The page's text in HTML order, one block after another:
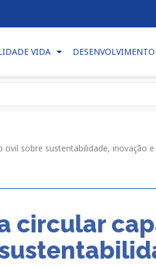
VIDA
sobre sustentabilidade, inovação
circular